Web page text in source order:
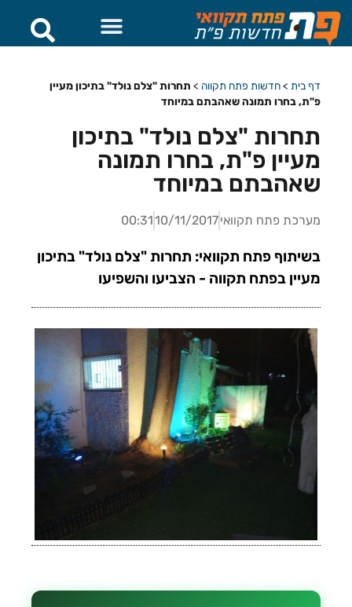
דף בית >חדשות פתח תקווה > תחרות "צלם נולד" בתיכון מעיין
פ"ת, בחרו תמונה שאהבתם במיוחד
תחרות "צלם נולד" בתיכון
מעיין פ"ת, בחרו תמונה
שאהבתם במיוחד
מערכת פתח תקוואי10/11/2017
00:31
בשיתוף פתח תקוואי: תחרות "צלם נולד" בתיכון
מעיין בפתח תקווה - הצביעו והשפיעו